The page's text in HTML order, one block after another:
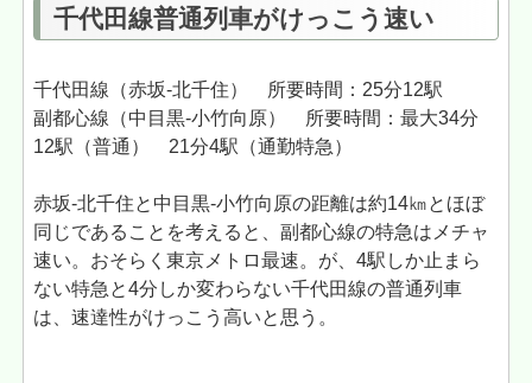
千代田線普通列車がけっこう速い
千代田線（赤坂-北千住） 所要時間：25分12駅
副都心線（中目黒-小竹向原） 所要時間：最大34分
12駅（普通） 21分4駅（通勤特急）
赤坂-北千住と中目黒-小竹向原の距離は約14㎞とほぼ
同じであることを考えると、副都心線の特急はメチャ
速い。おそらく東京メトロ最速。が、4駅しか止まら
ない特急と4分しか変わらない千代田線の普通列車
は、速達性がけっこう高いと思う。